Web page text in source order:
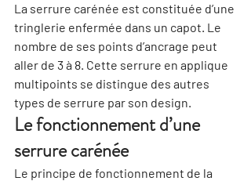
La serrure carénée est constituée d’une
tringlerie enfermée dans un capot. Le
nombre de ses points d’ancrage peut
aller de 3 à 8. Cette serrure en applique
multipoints se distingue des autres
types de serrure par son design.
Le fonctionnement d’une
serrure carénée
Le principe de fonctionnement de la